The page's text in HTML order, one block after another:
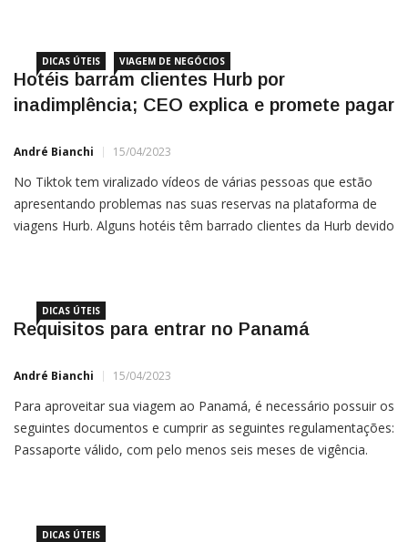
DICAS ÚTEIS VIAGEM DE NEGÓCIOS
Hotéis barram clientes Hurb por
inadimplência; CEO explica e promete pagar
André Bianchi 15/04/2023
No Tiktok tem viralizado vídeos de várias pessoas que estão
apresentando problemas nas suas reservas na plataforma de
viagens Hurb. Alguns hotéis têm barrado clientes da Hurb devido
DICAS ÚTEIS
Requisitos para entrar no Panamá
André Bianchi 15/04/2023
Para aproveitar sua viagem ao Panamá, é necessário possuir os
seguintes documentos e cumprir as seguintes regulamentações:
Passaporte válido, com pelo menos seis meses de vigência.
DICAS ÚTEIS